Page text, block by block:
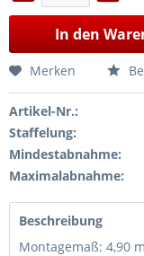
In den
Merken
Artikel-Nr.:
Staffelung:
Mindestabnahme:
Maximalabnahme:
Beschreibung
Montagemaß: 4,90